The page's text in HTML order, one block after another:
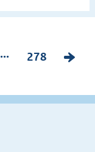
...
P
g
278
V
l